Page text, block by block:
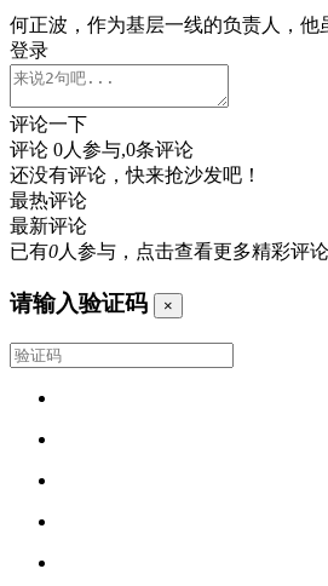
何正波，作为基层一线的负责人，他
登录
评论一下
评论 0人参与,0条评论
还没有评论，快来抢沙发吧！
最热评论
最新评论
已有0人参与，点击查看更多精彩评论
请输入验证码 ×